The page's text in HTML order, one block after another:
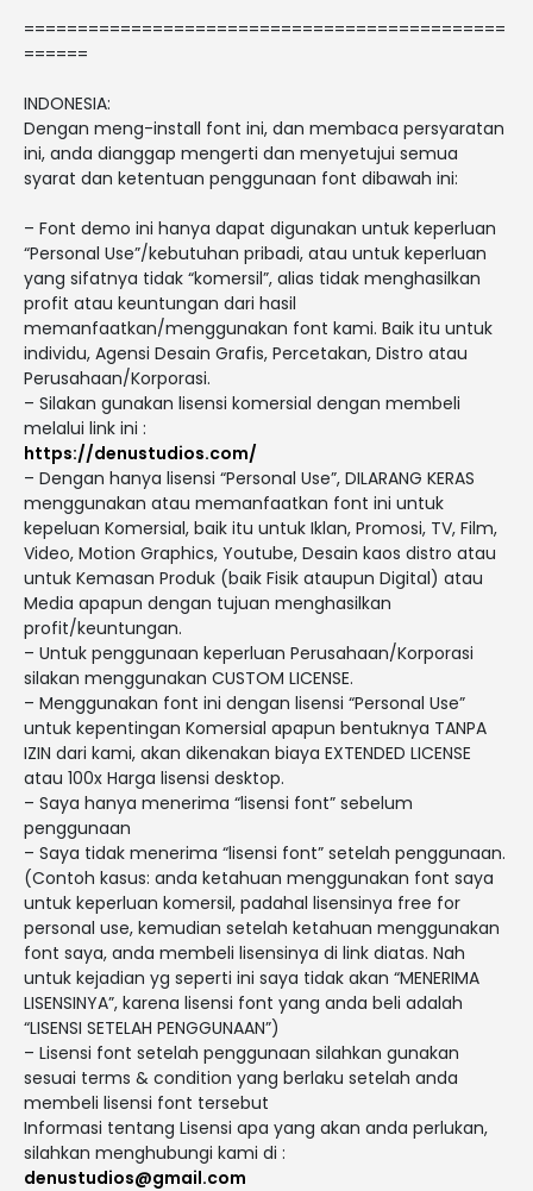
=============================================
======
INDONESIA:
Dengan meng-install font ini, dan membaca persyaratan
ini, anda dianggap mengerti dan menyetujui semua
syarat dan ketentuan penggunaan font dibawah ini:
– Font demo ini hanya dapat digunakan untuk keperluan
“Personal Use”/kebutuhan pribadi, atau untuk keperluan
yang sifatnya tidak “komersil”, alias tidak menghasilkan
profit atau keuntungan dari hasil
memanfaatkan/menggunakan font kami. Baik itu untuk
individu, Agensi Desain Grafis, Percetakan, Distro atau
Perusahaan/Korporasi.
– Silakan gunakan lisensi komersial dengan membeli
melalui link ini :
https://denustudios.com/
– Dengan hanya lisensi “Personal Use”, DILARANG KERAS
menggunakan atau memanfaatkan font ini untuk
kepeluan Komersial, baik itu untuk Iklan, Promosi, TV, Film,
Video, Motion Graphics, Youtube, Desain kaos distro atau
untuk Kemasan Produk (baik Fisik ataupun Digital) atau
Media apapun dengan tujuan menghasilkan
profit/keuntungan.
– Untuk penggunaan keperluan Perusahaan/Korporasi
silakan menggunakan CUSTOM LICENSE.
– Menggunakan font ini dengan lisensi “Personal Use”
untuk kepentingan Komersial apapun bentuknya TANPA
IZIN dari kami, akan dikenakan biaya EXTENDED LICENSE
atau 100x Harga lisensi desktop.
– Saya hanya menerima “lisensi font” sebelum
penggunaan
– Saya tidak menerima “lisensi font” setelah penggunaan.
(Contoh kasus: anda ketahuan menggunakan font saya
untuk keperluan komersil, padahal lisensinya free for
personal use, kemudian setelah ketahuan menggunakan
font saya, anda membeli lisensinya di link diatas. Nah
untuk kejadian yg seperti ini saya tidak akan “MENERIMA
LISENSINYA”, karena lisensi font yang anda beli adalah
“LISENSI SETELAH PENGGUNAAN”)
– Lisensi font setelah penggunaan silahkan gunakan
sesuai terms & condition yang berlaku setelah anda
membeli lisensi font tersebut
Informasi tentang Lisensi apa yang akan anda perlukan,
silahkan menghubungi kami di :
denustudios@gmail.com